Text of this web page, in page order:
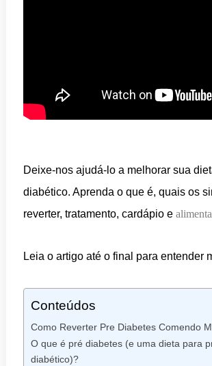
Deixe-nos ajudá-lo a melhorar sua
diabético. Aprenda o que é, quais os
reverter, tratamento, cardápio e
Leia o artigo até o final para entender
Conteúdos
Como Reverter Pre Diabetes Comendo
O que é pré diabetes (e uma dieta para
diabético)?